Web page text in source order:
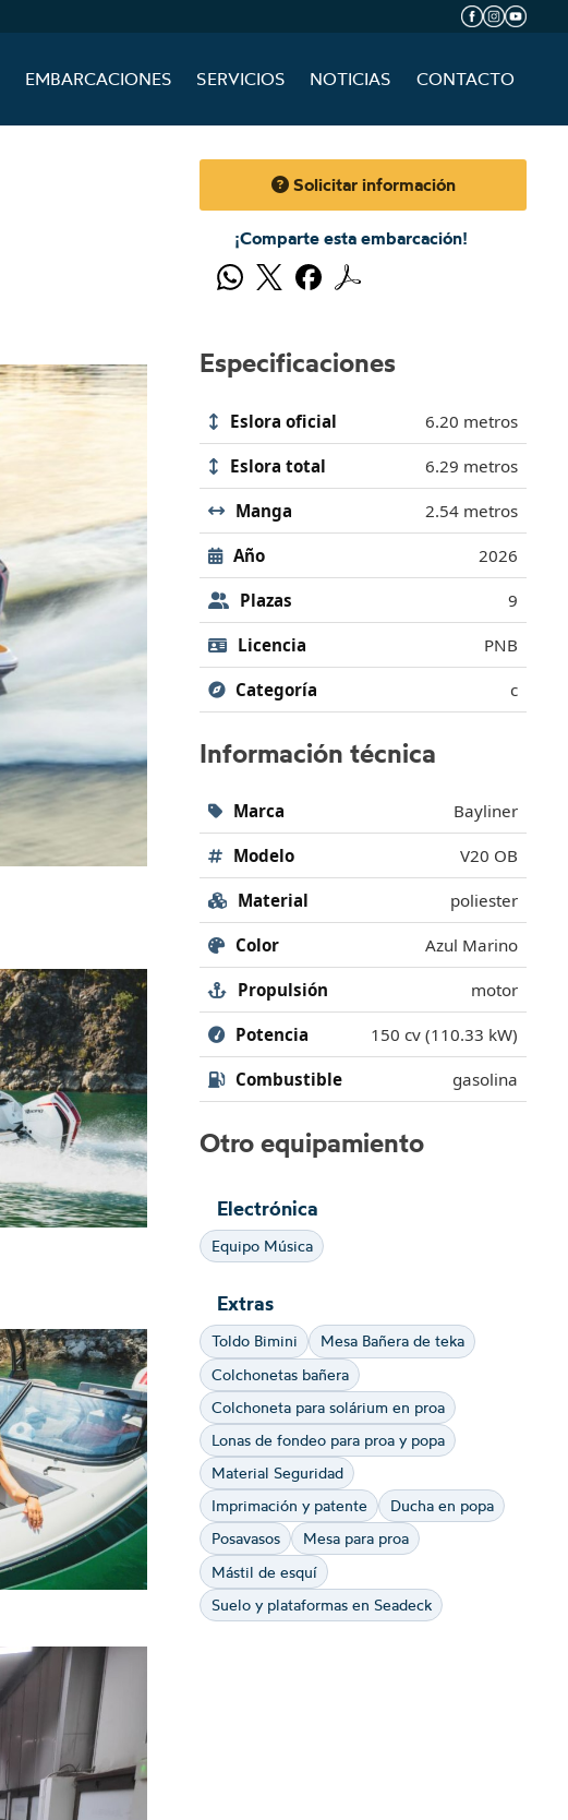
EMBARCACIONES SERVICIOS NOTICIAS CONTACTO
Solicitar información
¡Comparte esta embarcación!
Especificaciones
Eslora oficial 6.20 metros
Eslora total 6.29 metros
Manga 2.54 metros
Año 2026
Plazas 9
Licencia PNB
Categoría c
Información técnica
Marca Bayliner
Modelo V20 OB
Material poliester
Color Azul Marino
Propulsión motor
Potencia 150 cv (110.33 kW)
Combustible gasolina
Otro equipamiento
Electrónica
Equipo Música
Extras
Toldo Bimini
Mesa Bañera de teka
Colchonetas bañera
Colchoneta para solárium en proa
Lonas de fondeo para proa y popa
Material Seguridad
Imprimación y patente
Ducha en popa
Posavasos
Mesa para proa
Mástil de esquí
Suelo y plataformas en Seadeck